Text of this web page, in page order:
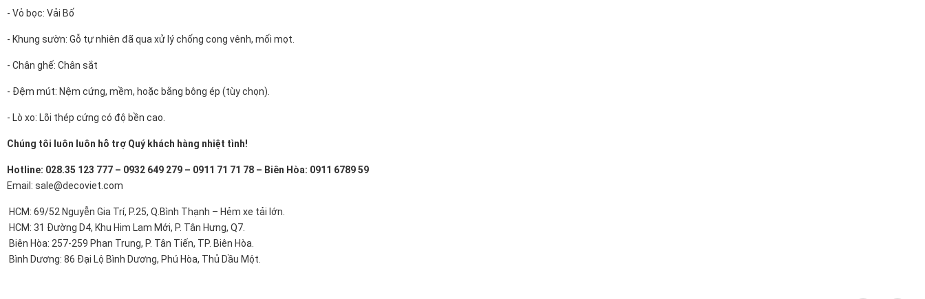
- Vỏ bọc: Vải Bố
- Khung sườn: Gỗ tự nhiên đã qua xử lý chống cong vênh, mối mọt.
- Chân ghế: Chân sắt
- Đệm mút: Nệm cứng, mềm, hoặc bằng bông ép (tùy chọn).
- Lò xo: Lõi thép cứng có độ bền cao.
Chúng tôi luôn luôn hỗ trợ Quý khách hàng nhiệt tình!
Hotline: 028.35 123 777 – 0932 649 279 – 0911 71 71 78 – Biên Hòa: 0911 6789 59
Email: sale@decoviet.com
HCM: 69/52 Nguyễn Gia Trí, P.25, Q.Bình Thạnh – Hẻm xe tải lớn.
HCM: 31 Đường D4, Khu Him Lam Mới, P. Tân Hưng, Q7.
Biên Hòa: 257-259 Phan Trung, P. Tân Tiến, TP. Biên Hòa.
Bình Dương: 86 Đại Lộ Bình Dương, Phú Hòa, Thủ Dầu Một.